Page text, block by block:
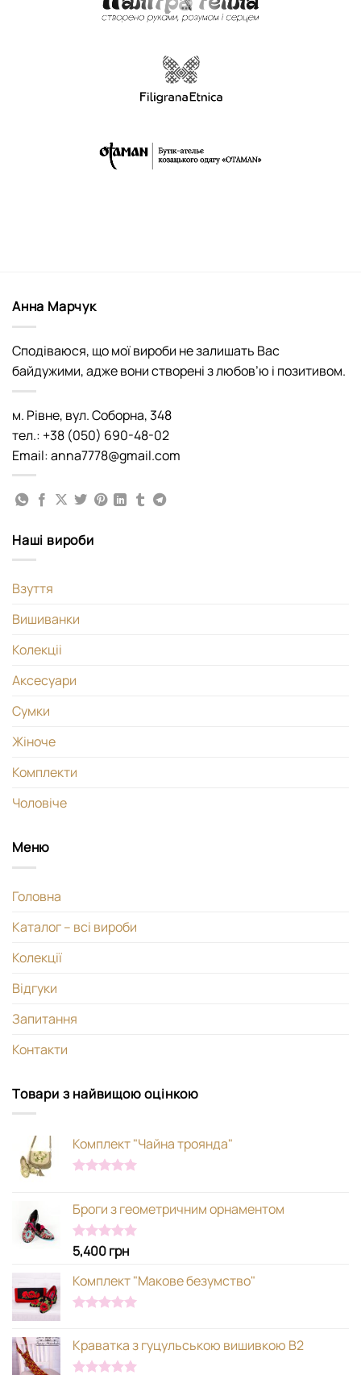
Анна Марчук
Сподіваюся, що мої вироби не залишать Вас
байдужими, адже вони створені з любов’ю і позитивом.
м. Рівне, вул. Соборна, 348
тел.: +38 (050) 690-48-02
Email: anna7778@gmail.com
Наші вироби
Взуття
Вишиванки
Колекціі
Аксесуари
Сумки
Жіноче
Комплекти
Чоловіче
Меню
Головна
Каталог – всі вироби
Колекції
Відгуки
Запитання
Контакти
Товари з найвищою оцінкою
Комплект "Чайна троянда"
Броги з геометричним орнаментом
Оцінено в
з 5
5,400грн
Комплект "Макове безумство"
Краватка з гуцульською вишивкою В2